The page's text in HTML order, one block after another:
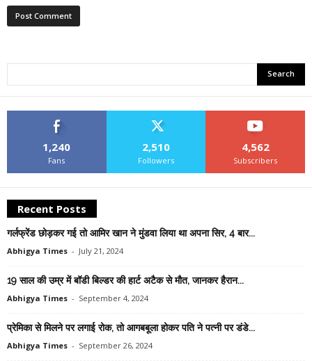
1,240
Fans
2,510
Followers
4,562
Subscribers
Recent Posts
गर्लफ्रेंड छोड़कर गई तो आमिर खान ने मुंडवा लिया था अपना सिर, 4 बार...
Abhigya Times - July 21, 2024
19 साल की उम्र में बॉडी बिल्डर की हार्ट अटैक से मौत, जानकर हैरान...
Abhigya Times - September 4, 2024
प्रेमिका से मिलने पर लगाई रोक, तो आगबबूला होकर पति ने पत्नी पर डंडे...
Abhigya Times - September 26, 2024